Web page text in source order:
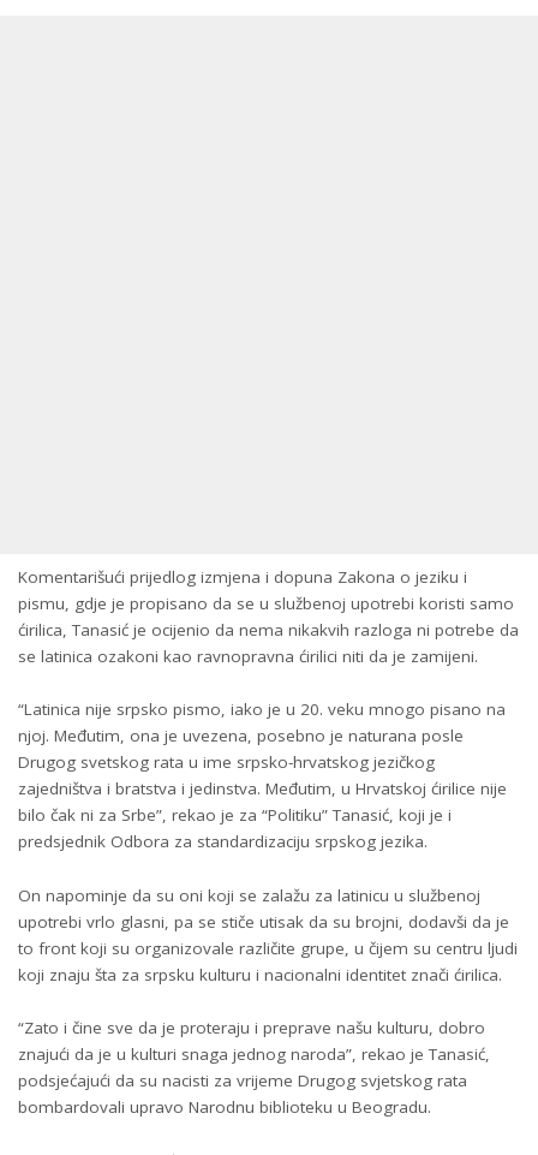
Komentarišući prijedlog izmjena i dopuna Zakona o jeziku i
pismu, gdje je propisano da se u službenoj upotrebi koristi samo
ćirilica, Tanasić je ocijenio da nema nikakvih razloga ni potrebe da
se latinica ozakoni kao ravnopravna ćirilici niti da je zamijeni.
“Latinica nije srpsko pismo, iako je u 20. veku mnogo pisano na
njoj. Međutim, ona je uvezena, posebno je naturana posle
Drugog svetskog rata u ime srpsko-hrvatskog jezičkog
zajedništva i bratstva i jedinstva. Međutim, u Hrvatskoj ćirilice nije
bilo čak ni za Srbe”, rekao je za “Politiku” Tanasić, koji je i
predsjednik Odbora za standardizaciju srpskog jezika.
On napominje da su oni koji se zalažu za latinicu u službenoj
upotrebi vrlo glasni, pa se stiče utisak da su brojni, dodavši da je
to front koji su organizovale različite grupe, u čijem su centru ljudi
koji znaju šta za srpsku kulturu i nacionalni identitet znači ćirilica.
“Zato i čine sve da je proteraju i preprave našu kulturu, dobro
znajući da je u kulturi snaga jednog naroda”, rekao je Tanasić,
podsjećajući da su nacisti za vrijeme Drugog svjetskog rata
bombardovali upravo Narodnu biblioteku u Beogradu.